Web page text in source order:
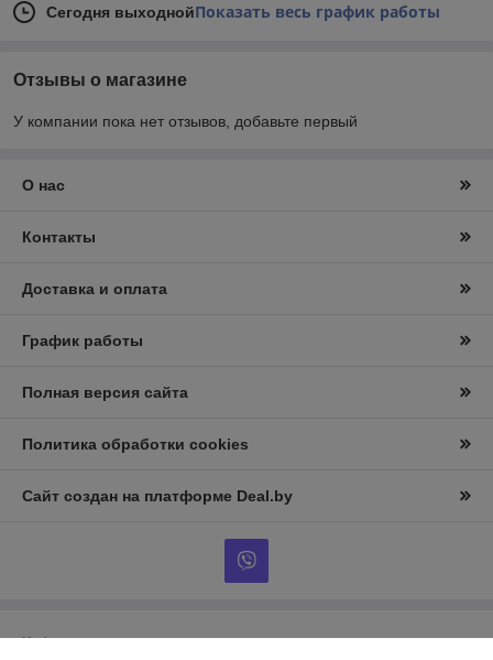
Сегодня выходнойПоказать весь график работы
Отзывы о магазине
У компании пока нет отзывов, добавьте первый
О нас
Контакты
Доставка и оплата
График работы
Полная версия сайта
Политика обработки cookies
Сайт создан на платформе Deal.by
Информация для покупателя